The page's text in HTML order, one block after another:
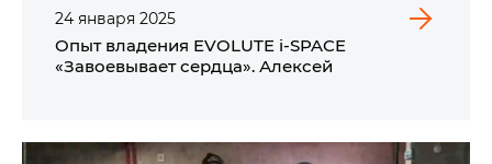
24 января 2025
Опыт владения EVOLUTE i‑SPACE
«Завоевывает сердца». Алексей